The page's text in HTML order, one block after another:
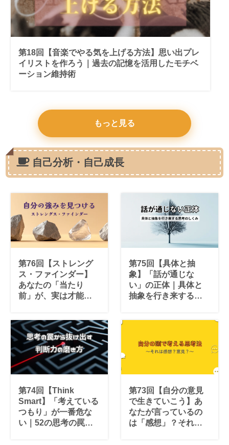
第18回【音楽でやる気を上げる方法】思い出プレ
イリストを作ろう｜過去の記憶を活用したモチベ
ーション維持術
もっと見る
自己分析・自己成長
第76回【ストレング
ス・ファインダー】
あなたの「当たり
前」が、実は才能だ
す34の資質
第75回【具体と抽
象】「話が通じな
い」の正体｜具体と
抽象を行き来する思
第74回【Think
Smart】「考えている
つもり」が一番危な
い｜52の思考の罠か
第73回【自分の意見
で生きていこう】あ
なたが言っているの
は「感想」？それと